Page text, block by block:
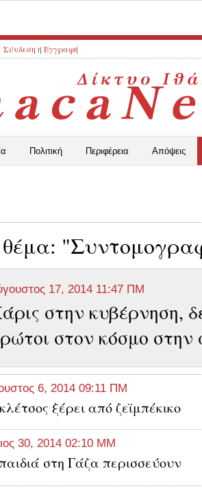
Σύνδεση ή Εγγραφή
Πολιτική Περιφέρεια Απόψεις
17, 2014 11:47 ΠΜ
στην κυβέρνηση,
στον κόσμο στην
6, 2014 09:11 ΠΜ
ξέρει από ζεϊμπέκικο
30, 2014 02:10 ΜΜ
στη Γάζα περισσεύουν